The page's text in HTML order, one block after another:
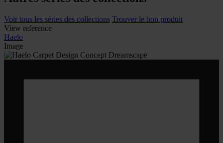
Voir tous les séries des collections Trouver le bon produit
View reference
Haelo
Image